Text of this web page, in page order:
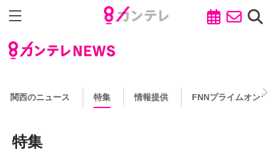
関西のニュース 特集 情報提供 FNNプライムオンラ
特集